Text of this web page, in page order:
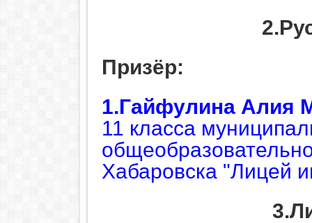
Призёр:
1.Гайфулина Алия
11 класса
Хабаровска "Лицей